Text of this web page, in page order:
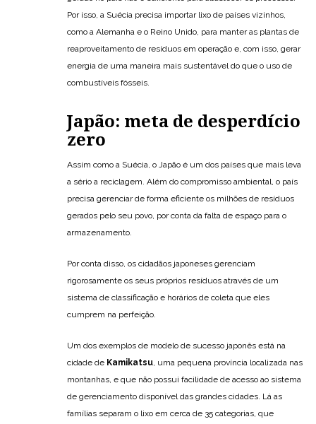
Por isso, a Suécia precisa importar lixo de países vizinhos,
como a Alemanha e o Reino Unido, para manter as plantas de
reaproveitamento de resíduos em operação e, com isso, gerar
energia de uma maneira mais sustentável do que o uso de
combustíveis fósseis.
Japão: meta de desperdício
zero
Assim como a Suécia, o Japão é um dos países que mais leva
a sério a reciclagem. Além do compromisso ambiental, o país
precisa gerenciar de forma eficiente os milhões de resíduos
gerados pelo seu povo, por conta da falta de espaço para o
armazenamento.
Por conta disso, os cidadãos japoneses gerenciam
rigorosamente os seus próprios resíduos através de um
sistema de classificação e horários de coleta que eles
cumprem na perfeição.
Um dos exemplos de modelo de sucesso japonês está na
cidade de Kamikatsu , uma pequena província localizada nas
montanhas, e que não possui facilidade de acesso ao sistema
de gerenciamento disponível das grandes cidades. Lá as
famílias separam o lixo em cerca de 35 categorias, que